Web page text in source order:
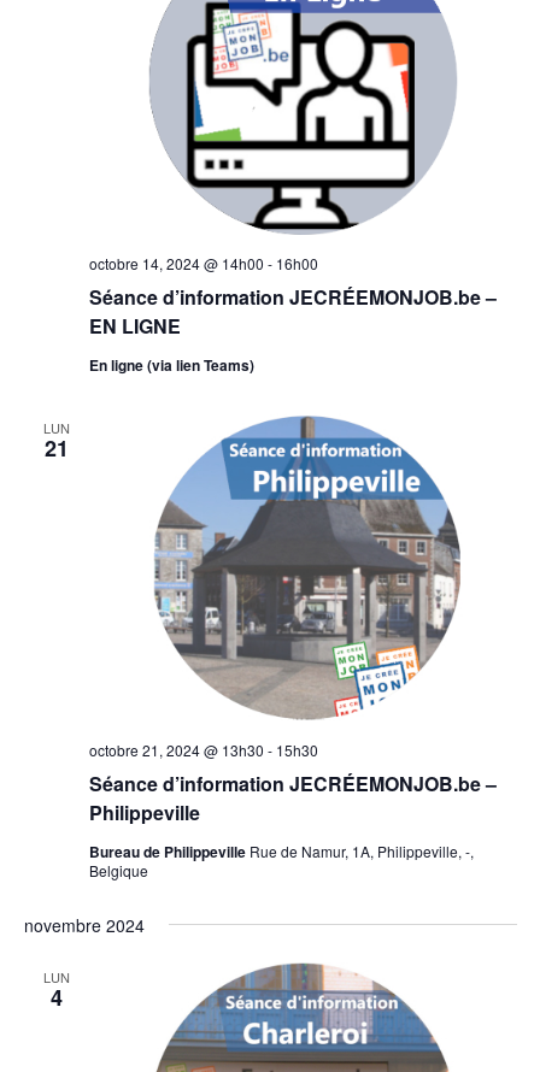
Séance d’information JECRÉEMONJOB.be –
EN LIGNE
octobre 14, 2024 @ 14h00 - 16h00
En ligne (via lien Teams)
LUN
21
Séance d’information JECRÉEMONJOB.be –
Philippeville
octobre 21, 2024 @ 13h30 - 15h30
Bureau de Philippeville Rue de Namur, 1A, Philippeville, -,
Belgique
novembre 2024
LUN
4